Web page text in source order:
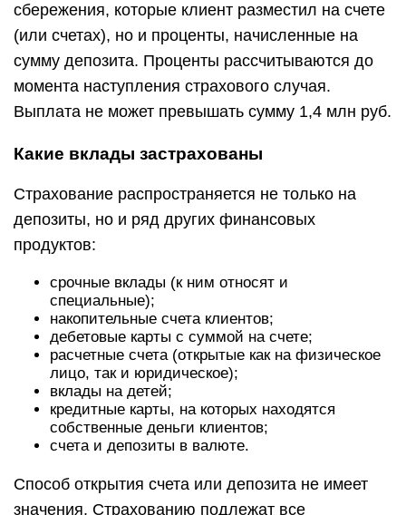
сбережения, которые клиент разместил на счете
(или счетах), но и проценты, начисленные на
сумму депозита. Проценты рассчитываются до
момента наступления страхового случая.
Выплата не может превышать сумму 1,4 млн руб.
Какие вклады застрахованы
Страхование распространяется не только на
депозиты, но и ряд других финансовых
продуктов:
срочные вклады (к ним относят и
специальные);
накопительные счета клиентов;
дебетовые карты с суммой на счете;
расчетные счета (открытые как на физическое
лицо, так и юридическое);
вклады на детей;
кредитные карты, на которых находятся
собственные деньги клиентов;
счета и депозиты в валюте.
Способ открытия счета или депозита не имеет
значения. Страхованию подлежат все